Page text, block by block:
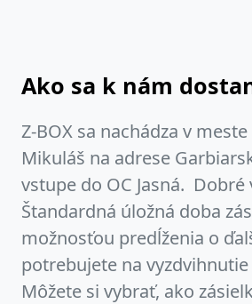
Ako sa k nám
Z-BOX sa nachádza v
Mikuláš na adrese
vstupe do OC Jasná. Dobré
Štandardná úložná doba
možnosťou predĺženia o
potrebujete na vyzdvihnutie
Môžete si vybrať, ako